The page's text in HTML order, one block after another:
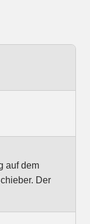
auf dem
Der